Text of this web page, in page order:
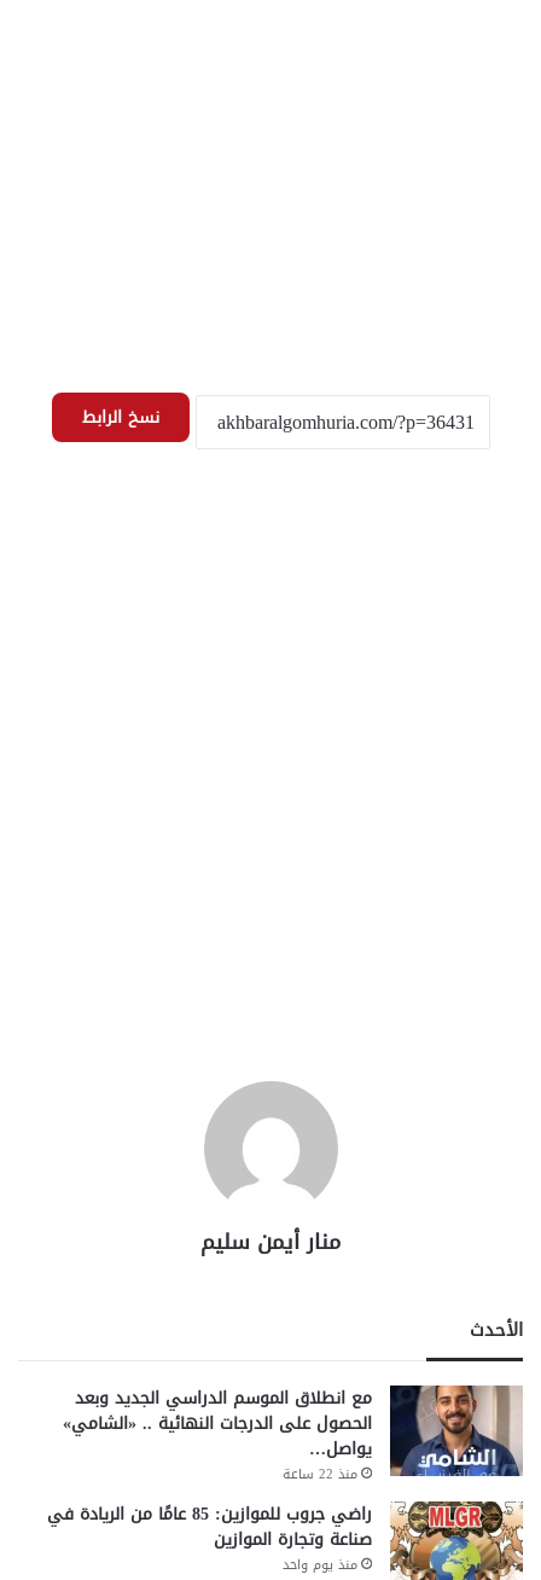
نسخ الرابط
منار أيمن سليم
الأحدث
مع انطلاق الموسم الدراسي الجديد وبعد
الحصول على الدرجات النهائية .. «الشامي»
يواصل…
منذ 22 ساعة
راضي جروب للموازين: 85 عامًا من الريادة في
صناعة وتجارة الموازين
منذ يوم واحد